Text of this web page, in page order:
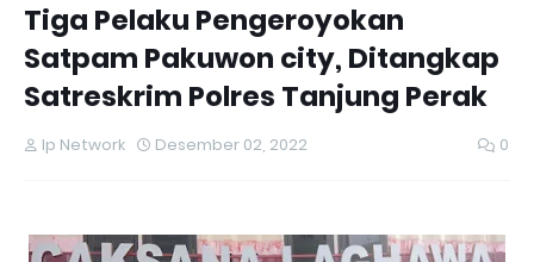
Tiga Pelaku Pengeroyokan
Satpam Pakuwon city, Ditangkap
Satreskrim Polres Tanjung Perak
Ip Network Desember 02, 2022 0